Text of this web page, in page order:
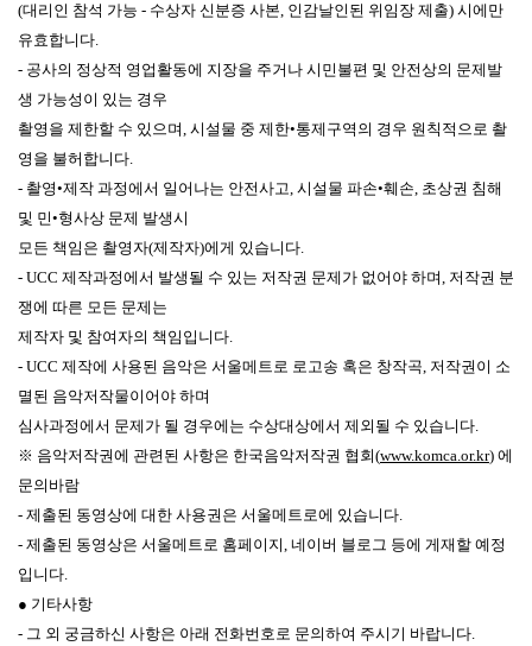
(대리인 참석 가능 - 수상자 신분증 사본, 인감날인된 위임장 제출) 시에만
유효합니다.
- 공사의 정상적 영업활동에 지장을 주거나 시민불편 및 안전상의 문제발
생 가능성이 있는 경우
촬영을 제한할 수 있으며, 시설물 중 제한•통제구역의 경우 원칙적으로 촬
영을 불허합니다.
- 촬영•제작 과정에서 일어나는 안전사고, 시설물 파손•훼손, 초상권 침해
및 민•형사상 문제 발생시
모든 책임은 촬영자(제작자)에게 있습니다.
- UCC 제작과정에서 발생될 수 있는 저작권 문제가 없어야 하며, 저작권 분
쟁에 따른 모든 문제는
제작자 및 참여자의 책임입니다.
- UCC 제작에 사용된 음악은 서울메트로 로고송 혹은 창작곡, 저작권이 소
멸된 음악저작물이어야 하며
심사과정에서 문제가 될 경우에는 수상대상에서 제외될 수 있습니다.
※ 음악저작권에 관련된 사항은 한국음악저작권 협회(www.komca.or.kr) 에
문의바람
- 제출된 동영상에 대한 사용권은 서울메트로에 있습니다.
- 제출된 동영상은 서울메트로 홈페이지, 네이버 블로그 등에 게재할 예정
입니다.
● 기타사항
- 그 외 궁금하신 사항은 아래 전화번호로 문의하여 주시기 바랍니다.